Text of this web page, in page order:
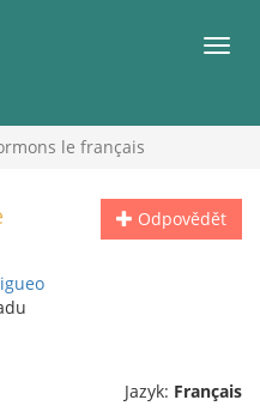
le français
Odpovědět
Jazyk: Français